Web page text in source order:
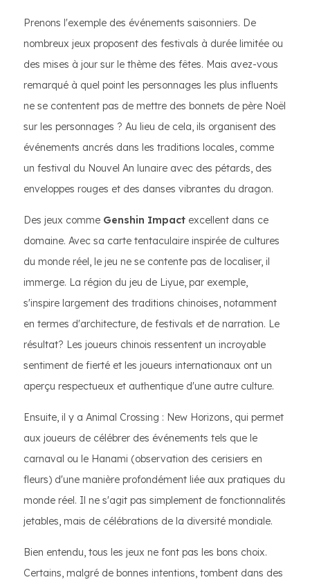
Prenons l'exemple des événements saisonniers. De
nombreux jeux proposent des festivals à durée limitée ou
des mises à jour sur le thème des fêtes. Mais avez-vous
remarqué à quel point les personnages les plus influents
ne se contentent pas de mettre des bonnets de père Noël
sur les personnages ? Au lieu de cela, ils organisent des
événements ancrés dans les traditions locales, comme
un festival du Nouvel An lunaire avec des pétards, des
enveloppes rouges et des danses vibrantes du dragon.
Des jeux comme Genshin Impact excellent dans ce
domaine. Avec sa carte tentaculaire inspirée de cultures
du monde réel, le jeu ne se contente pas de localiser, il
immerge. La région du jeu de Liyue, par exemple,
s'inspire largement des traditions chinoises, notamment
en termes d'architecture, de festivals et de narration. Le
résultat? Les joueurs chinois ressentent un incroyable
sentiment de fierté et les joueurs internationaux ont un
aperçu respectueux et authentique d'une autre culture.
Ensuite, il y a Animal Crossing : New Horizons, qui permet
aux joueurs de célébrer des événements tels que le
carnaval ou le Hanami (observation des cerisiers en
fleurs) d'une manière profondément liée aux pratiques du
monde réel. Il ne s'agit pas simplement de fonctionnalités
jetables, mais de célébrations de la diversité mondiale.
Bien entendu, tous les jeux ne font pas les bons choix.
Certains, malgré de bonnes intentions, tombent dans des